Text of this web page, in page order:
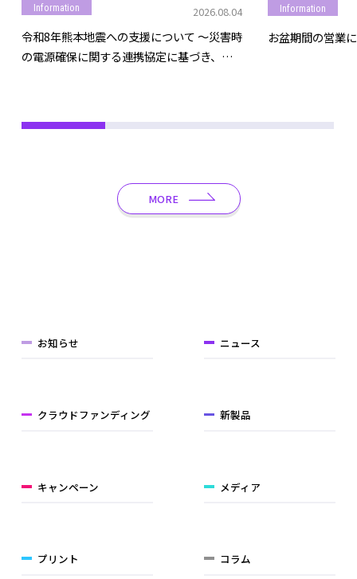
お知らせ ニュース
クラウドファンディング 新製品
キャンペーン メディア
プリント コラム
Information 2026.08.04
令和8年熊本地震への支援について ～災害時
の電源確保に関する連携協定に基づき、モ
Information
お盆期間の営業
MORE